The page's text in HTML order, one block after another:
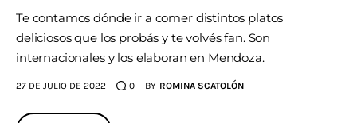
Te contamos dónde ir a comer distintos platos
deliciosos que los probás y te volvés fan. Son
internacionales y los elaboran en Mendoza.
27 DE JULIO DE 2022 0 BY ROMINA SCATOLÓN